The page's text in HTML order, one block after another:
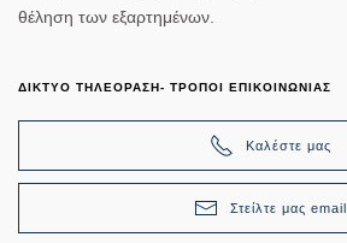
θέληση των εξαρτημένων.
ΔΙΚΤΥΟ ΤΗΛΕΟΡΑΣΗ- ΤΡΟΠΟΙ ΕΠΙΚΟΙΝΩΝΙΑΣ
Καλέστε μας
Στείλτε μας email